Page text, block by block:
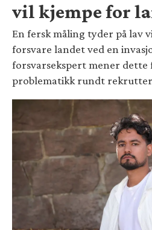
vil kjempe for
En fersk måling tyder på lav
forsvare landet ved en
forsvarsekspert mener dette
problematikk rundt